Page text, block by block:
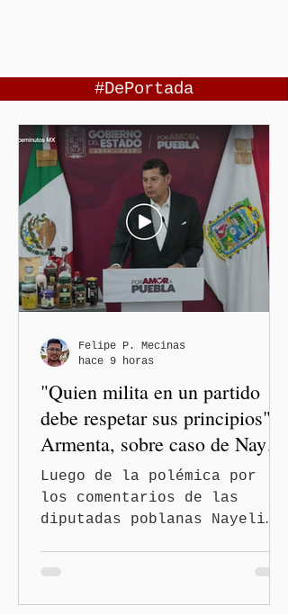
#DePortada
"Quien milita en un partido
debe respetar sus principios":
Armenta, sobre caso de Nayeli
Salvatori y Graciela Palomares
Luego de la polémica por
los comentarios de las
diputadas poblanas Nayeli
discriminatorios, el
Felipe P. Mecinas
hace 9 horas